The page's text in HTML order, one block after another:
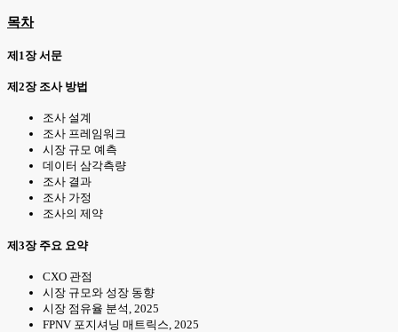
목차
제1장 서문
제2장 조사 방법
조사 설계
조사 프레임워크
시장 규모 예측
데이터 삼각측량
조사 결과
조사 가정
조사의 제약
제3장 주요 요약
CXO 관점
시장 규모와 성장 동향
시장 점유율 분석, 2025
FPNV 포지셔닝 매트릭스, 2025